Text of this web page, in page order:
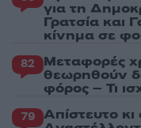
για τη
Γρατσία και
κίνημα σε
82 Μεταφορές
θεωρηθούν
φόρος – Τι
79 Απίστευτο